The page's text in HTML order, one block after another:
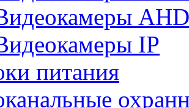
AHD
IP
питания